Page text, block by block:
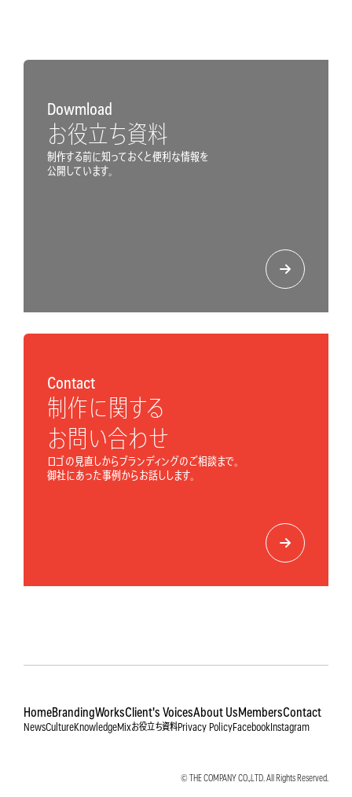
Dowmload
お役立ち資料
制作する前に知っておくと便利な情報を
公開しています。
Contact
制作に関する
お問い合わせ
ロゴの見直しからブランディングのご相談まで。
御社にあった事例からお話しします。
HomeBrandingWorksClient's VoicesAbout Us MembersContact
NewsCultureKnowledgeMixお役立ち資料Privacy PolicyFacebook Instagram
© THE COMPANY CO.,LTD. All Rights Reserved.